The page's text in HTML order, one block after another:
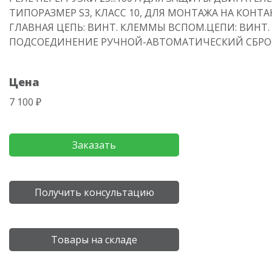
ТИПОРАЗМЕР S3, КЛАСС 10, ДЛЯ МОНТАЖА НА
ГЛАВНАЯ ЦЕПЬ: ВИНТ. КЛЕММЫ ВСПОМ.ЦЕПИ: ВИНТ.
ПОДСОЕДИНЕНИЕ РУЧНОЙ-АВТОМАТИЧЕСКИЙ
Цена
7 100 ₽
Заказать
Получить консультацию
Товары на складе